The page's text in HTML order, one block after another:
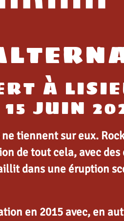
À
JUIN
tiennent sur eux.
de tout cela, avec
dans une éruption
en 2015 avec, en